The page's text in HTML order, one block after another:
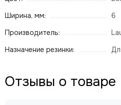
Ширина, мм:
6
Производитель:
Назначение резинки:
Отзывы о товаре